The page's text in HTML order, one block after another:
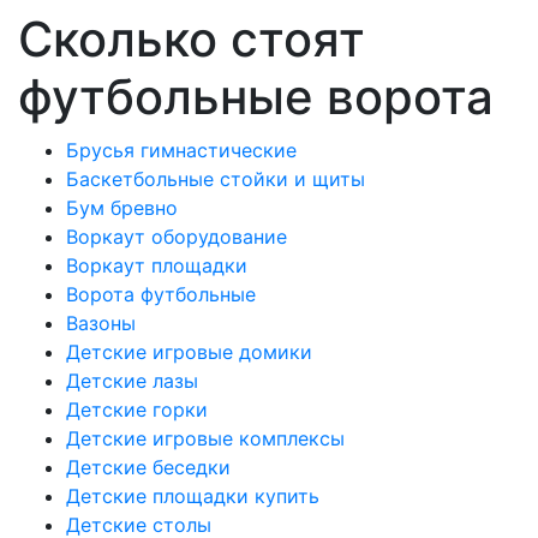
Сколько стоят
футбольные ворота
Брусья гимнастические
Баскетбольные стойки и щиты
Бум бревно
Воркаут оборудование
Воркаут площадки
Ворота футбольные
Вазоны
Детские игровые домики
Детские лазы
Детские горки
Детские игровые комплексы
Детские беседки
Детские площадки купить
Детские столы